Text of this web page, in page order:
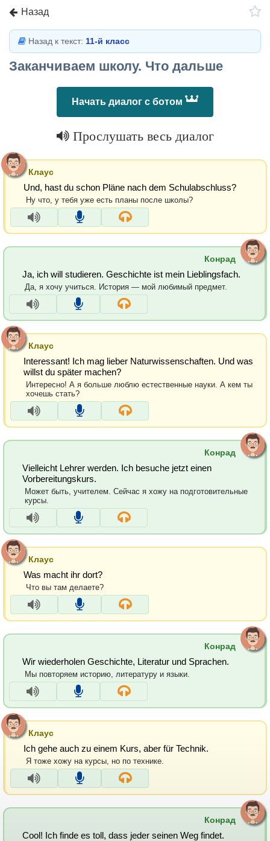
Назад
Назад к текст: 11-й класс
Заканчиваем школу. Что дальше
Начать диалог с ботом
Прослушать весь диалог
Клаус
Und, hast du schon Pläne nach dem Schulabschluss?
Ну что, у тебя уже есть планы после школы?
Конрад
Ja, ich will studieren. Geschichte ist mein Lieblingsfach.
Да, я хочу учиться. История — мой любимый предмет.
Клаус
Interessant! Ich mag lieber Naturwissenschaften. Und was
willst du später machen?
Интересно! А я больше люблю естественные науки. А кем ты
хочешь стать?
Конрад
Vielleicht Lehrer werden. Ich besuche jetzt einen
Vorbereitungskurs.
Может быть, учителем. Сейчас я хожу на подготовительные
курсы.
Клаус
Was macht ihr dort?
Что вы там делаете?
Конрад
Wir wiederholen Geschichte, Literatur und Sprachen.
Мы повторяем историю, литературу и языки.
Клаус
Ich gehe auch zu einem Kurs, aber für Technik.
Я тоже хожу на курсы, но по технике.
Конрад
Cool! Ich finde es toll, dass jeder seinen Weg findet.